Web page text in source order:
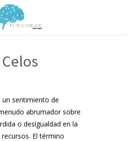
Celos
un sentimiento de
abrumador sobre
o desigualdad en la
El término